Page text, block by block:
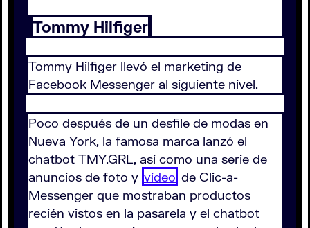
Tommy Hilfiger
Tommy Hilfiger llevó el marketing de
Facebook Messenger al siguiente nivel.
Poco después de un desfile de modas en
Nueva York, la famosa marca lanzó el
chatbot TMY.GRL, así como una serie de
anuncios de foto y vídeo de Clic-a-
Messenger que mostraban productos
recién vistos en la pasarela y el chatbot